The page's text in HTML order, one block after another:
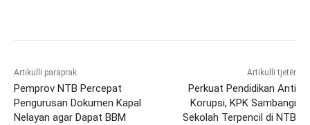
Artikulli paraprak
Pemprov NTB Percepat
Pengurusan Dokumen Kapal
Nelayan agar Dapat BBM
Artikulli tjetër
Perkuat Pendidikan Anti
Korupsi, KPK Sambangi
Sekolah Terpencil di NTB